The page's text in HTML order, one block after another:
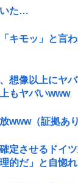
いた…
キモッ」と言
想像以上にヤ
もヤバいwww
www（証拠あり
定させるドイ
的だ」と自惚